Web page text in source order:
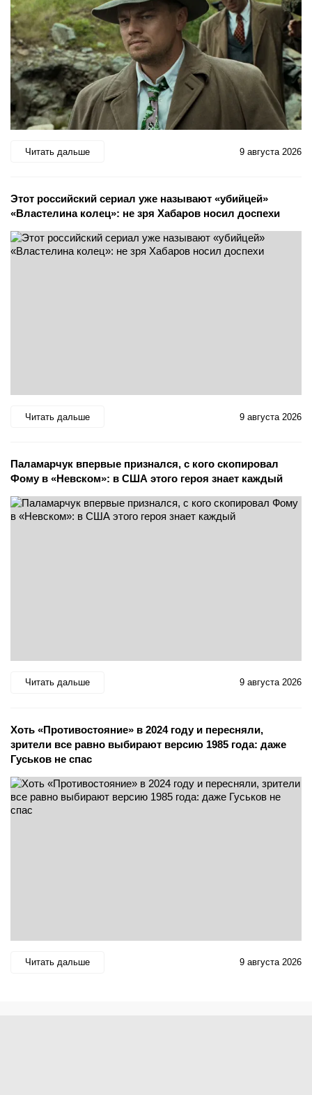
Читать дальше 9 августа 2026
Этот российский сериал уже называют «убийцей»
«Властелина колец»: не зря Хабаров носил доспехи
Читать дальше 9 августа 2026
Паламарчук впервые признался, с кого скопировал
Фому в «Невском»: в США этого героя знает каждый
Читать дальше 9 августа 2026
Хоть «Противостояние» в 2024 году и пересняли,
зрители все равно выбирают версию 1985 года: даже
Гуськов не спас
Читать дальше 9 августа 2026